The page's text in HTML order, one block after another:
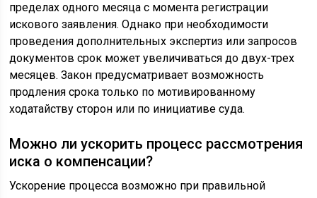
пределах одного месяца с момента регистрации
искового заявления. Однако при необходимости
проведения дополнительных экспертиз или запросов
документов срок может увеличиваться до двух-трех
месяцев. Закон предусматривает возможность
продления срока только по мотивированному
ходатайству сторон или по инициативе суда.
Можно ли ускорить процесс рассмотрения
иска о компенсации?
Ускорение процесса возможно при правильной